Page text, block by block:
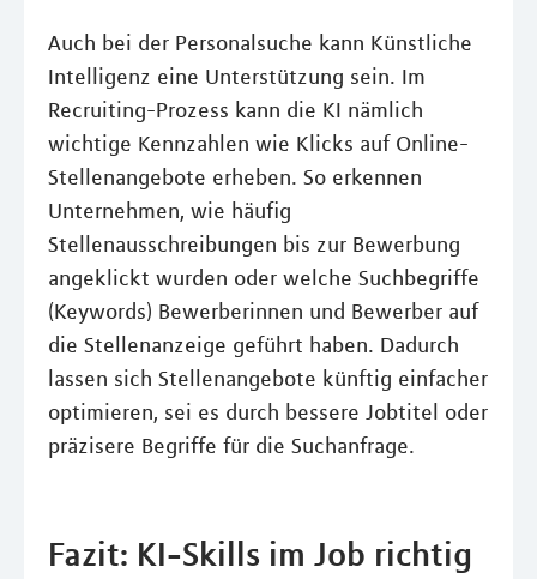
Auch bei der Personalsuche kann Künstliche
Intelligenz eine Unterstützung sein. Im
Recruiting-Prozess kann die KI nämlich
wichtige Kennzahlen wie Klicks auf Online-
Stellenangebote erheben. So erkennen
Unternehmen, wie häufig
Stellenausschreibungen bis zur Bewerbung
angeklickt wurden oder welche Suchbegriffe
(Keywords) Bewerberinnen und Bewerber auf
die Stellenanzeige geführt haben. Dadurch
lassen sich Stellenangebote künftig einfacher
optimieren, sei es durch bessere Jobtitel oder
präzisere Begriffe für die Suchanfrage.
Fazit: KI-Skills im Job richtig